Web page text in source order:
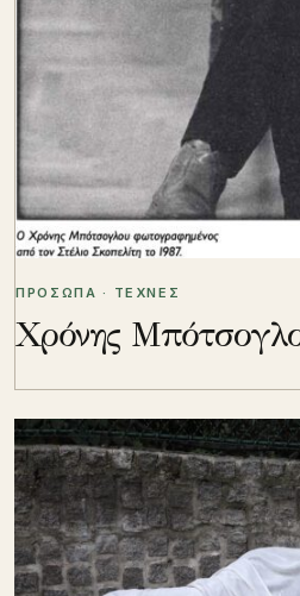
ΠΡΟΣΩΠΑ · ΤΕΧΝΕΣ
Χρόνης